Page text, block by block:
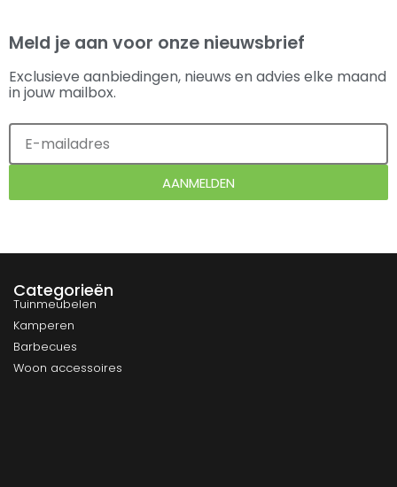
Meld je aan voor onze nieuwsbrief
Exclusieve aanbiedingen, nieuws en advies elke maand
in jouw mailbox.
AANMELDEN
Categorieën
Tuinmeubelen
Kamperen
Barbecues
Woon accessoires